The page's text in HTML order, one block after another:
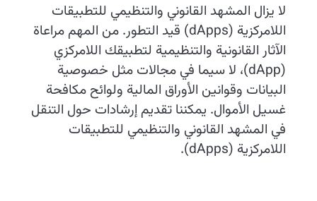
لا يزال المشهد القانوني والتنظيمي للتطبيقات
اللامركزية (dApps) قيد التطور. من المهم مراعاة
الآثار القانونية والتنظيمية لتطبيقك اللامركزي
(dApp)، لا سيما في مجالات مثل خصوصية
البيانات وقوانين الأوراق المالية ولوائح مكافحة
غسيل الأموال. يمكننا تقديم إرشادات حول التنقل
في المشهد القانوني والتنظيمي للتطبيقات
اللامركزية (dApps).